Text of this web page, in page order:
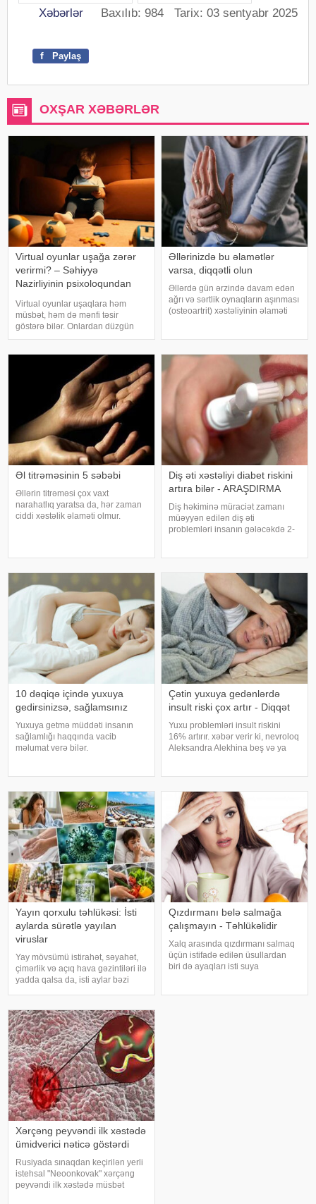
Xəbərlər Baxılıb: 984 Tarix: 03 sentyabr 2025
f Paylaş
OXŞAR XƏBƏRLƏR
Virtual oyunlar uşağa zərər
verirmi? – Səhiyyə
Nazirliyinin psixoloqundan
Virtual oyunlar uşaqlara həm
müsbət, həm də mənfi təsir
göstərə bilər. Onlardan düzgün
rejimdə istifadə edildikdə zehni
artıq oynanılması fiziki və psixoloji
problemlərə səbəb ola bilər
Əllərinizdə bu əlamətlər
varsa, diqqətli olun
Əllərdə gün ərzində davam edən
ağrı və sərtlik oynaqların aşınması
(osteoartrit) xəstəliyinin əlaməti
yaranır. xəbər verir ki
Əl titrəməsinin 5 səbəbi
Əllərin titrəməsi çox vaxt
narahatlıq yaratsa da, hər zaman
ciddi xəstəlik əlaməti olmur.
Diş əti xəstəliyi diabet riskini
artıra bilər - ARAŞDIRMA
Diş həkiminə müraciət zamanı
müəyyən edilən diş əti
problemləri insanın gələcəkdə 2-
Health" jurnalında dərc olunan v
10 dəqiqə içində yuxuya
gedirsinizsə, sağlamsınız
Yuxuya getmə müddəti insanın
sağlamlığı haqqında vacib
məlumat verə bilər.
üzrə mütəxəssis Mişel Drerupun
sözlərinə görə
Çətin yuxuya gedənlərdə
insult riski çox artır - Diqqət
Yuxu problemləri insult riskini
16% artırır. xəbər verir ki, nevroloq
Aleksandra Alekhina beş və ya
artdığını deyib. İnsult ciddi və
həyat
Yayın qorxulu təhlükəsi: İsti
aylarda sürətlə yayılan
viruslar
Yay mövsümü istirahət, səyahət,
çimərlik və açıq hava gəzintiləri ilə
yadda qalsa da, isti aylar bəzi
Buna səbəb təkcə yüksək
temperatur deyil. Açıq havad
Qızdırmanı belə salmağa
çalışmayın - Təhlükəlidir
Xalq arasında qızdırmanı salmaq
üçün istifadə edilən üsullardan
biri də ayaqları isti suya
Xərçəng peyvəndi ilk xəstədə
ümidverici nəticə göstərdi
Rusiyada sınaqdan keçirilən yerli
istehsal "Neoonkovak" xərçəng
peyvəndi ilk xəstədə müsbət